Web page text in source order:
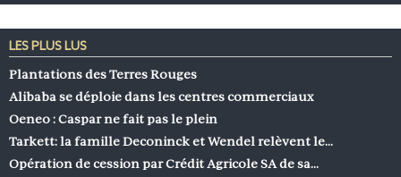
LES PLUS LUS
Plantations des Terres Rouges
Alibaba se déploie dans les centres commerciaux
Oeneo : Caspar ne fait pas le plein
Tarkett: la famille Deconinck et Wendel relèvent le…
Opération de cession par Crédit Agricole SA de sa…